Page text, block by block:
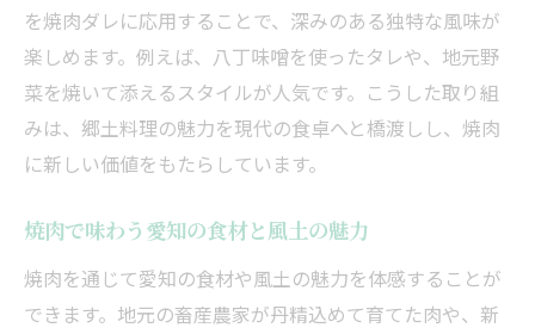
を焼肉ダレに応用することで、深みのある独特な風味が
楽しめます。例えば、八丁味噌を使ったタレや、地元野
菜を焼いて添えるスタイルが人気です。こうした取り組
みは、郷土料理の魅力を現代の食卓へと橋渡しし、焼肉
に新しい価値をもたらしています。
焼肉で味わう愛知の食材と風土の魅力
焼肉を通じて愛知の食材や風土の魅力を体感することが
できます。地元の畜産農家が丹精込めて育てた肉や、新